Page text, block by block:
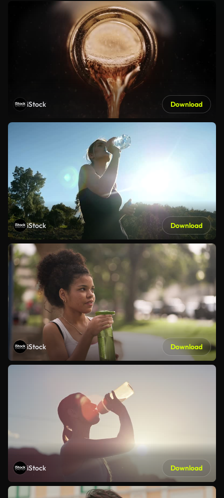
iStock Download
iStock Download
iStock Download
iStock Download